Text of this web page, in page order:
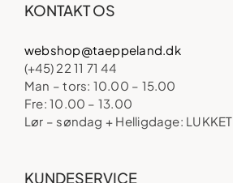
KONTAKT OS
webshop@taeppeland.dk
(+45) 22 11 71 44
Man – tors: 10.00 – 15.00
Fre: 10.00 – 13.00
Lør – søndag + Helligdage: LUKKET
KUNDESERVICE